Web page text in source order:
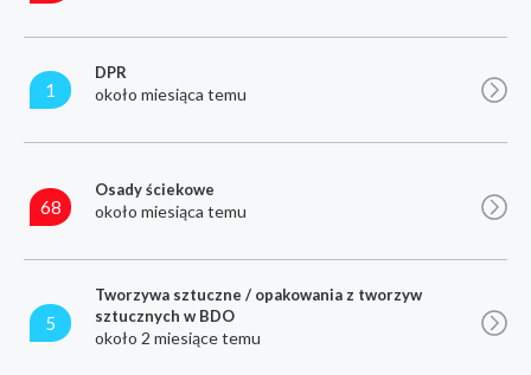
1
DPR
około miesiąca temu
68
Osady ściekowe
około miesiąca temu
5
Tworzywa sztuczne / opakowania z tworzyw
sztucznych w BDO
około 2 miesiące temu